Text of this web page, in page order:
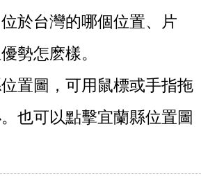
於台灣的哪個位置、片
勢怎麽樣。
置圖，可用鼠標或手指拖
也可以點擊宜蘭縣位置圖